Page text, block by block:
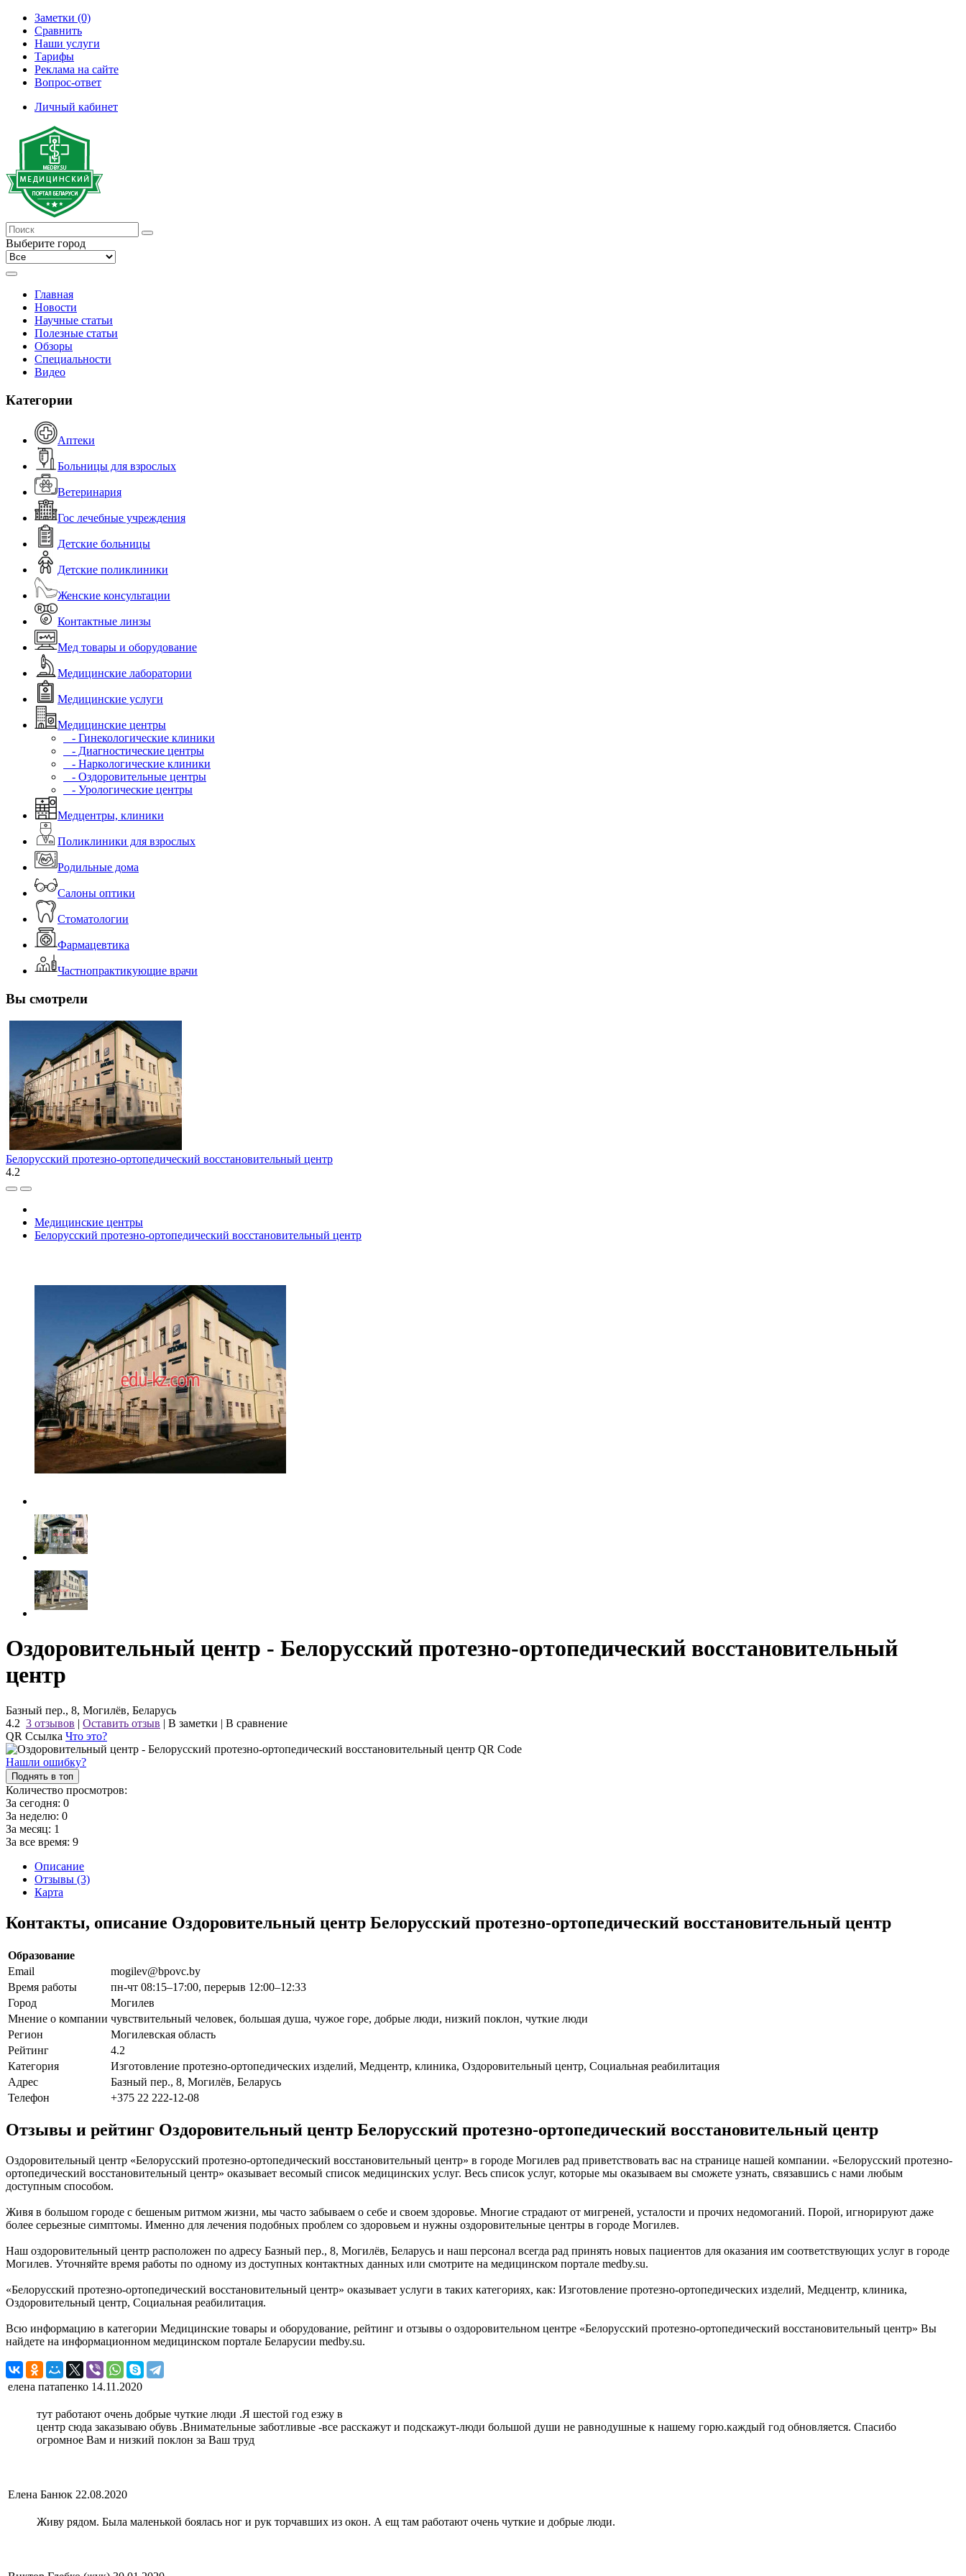
Заметки (0)
Сравнить
Наши услуги
Тарифы
Реклама на сайте
Вопрос-ответ
Личный кабинет
Выберите город
Главная
Новости
Научные статьи
Полезные статьи
Обзоры
Специальности
Видео
Категории
Аптеки
Больницы для взрослых
Ветеринария
Гос лечебные учреждения
Детские больницы
Детские поликлиники
Женские консультации
Контактные линзы
Мед товары и оборудование
Медицинские лаборатории
Медицинские услуги
Медицинские центры
- Гинекологические клиники
- Диагностические центры
- Наркологические клиники
- Оздоровительные центры
- Урологические центры
Медцентры, клиники
Поликлиники для взрослых
Родильные дома
Салоны оптики
Стоматологии
Фармацевтика
Частнопрактикующие врачи
Вы смотрели
Белорусский протезно-ортопедический восстановительный центр
4.2
Медицинские центры
Белорусский протезно-ортопедический восстановительный центр
Оздоровительный центр - Белорусский протезно-ортопедический восстановительный
центр
Базный пер., 8, Могилёв, Беларусь
4.2 3 отзывов | Оставить отзыв | В заметки | В сравнение
QR Ссылка Что это?
Нашли ошибку?
Поднять в топ
Количество просмотров:
За сегодня: 0
За неделю: 0
За месяц: 1
За все время: 9
Описание
Отзывы (3)
Карта
Контакты, описание Оздоровительный центр Белорусский протезно-ортопедический восстановительный центр
Образование
Email
mogilev@bpovc.by
Время работы
пн-чт 08:15–17:00, перерыв 12:00–12:33
Город
Могилев
Мнение о компании чувствительный человек, большая душа, чужое горе, добрые люди, низкий поклон, чуткие люди
Регион
Могилевская область
Рейтинг
4.2
Категория
Изготовление протезно-ортопедических изделий, Медцентр, клиника, Оздоровительный центр, Социальная реабилитация
Адрес
Базный пер., 8, Могилёв, Беларусь
Телефон
+375 22 222-12-08
Отзывы и рейтинг Оздоровительный центр Белорусский протезно-ортопедический восстановительный центр
Оздоровительный центр «Белорусский протезно-ортопедический восстановительный центр» в городе Могилев рад приветствовать вас на странице нашей компании. «Белорусский протезно-
ортопедический восстановительный центр» оказывает весомый список медицинских услуг. Весь список услуг, которые мы оказываем вы сможете узнать, связавшись с нами любым
доступным способом.
Живя в большом городе с бешеным ритмом жизни, мы часто забываем о себе и своем здоровье. Многие страдают от мигреней, усталости и прочих недомоганий. Порой, игнорируют даже
более серьезные симптомы. Именно для лечения подобных проблем со здоровьем и нужны оздоровительные центры в городе Могилев.
Наш оздоровительный центр расположен по адресу Базный пер., 8, Могилёв, Беларусь и наш персонал всегда рад принять новых пациентов для оказания им соответствующих услуг в городе
Могилев. Уточняйте время работы по одному из доступных контактных данных или смотрите на медицинском портале medby.su.
«Белорусский протезно-ортопедический восстановительный центр» оказывает услуги в таких категориях, как: Изготовление протезно-ортопедических изделий, Медцентр, клиника,
Оздоровительный центр, Социальная реабилитация.
Всю информацию в категории Медицинские товары и оборудование, рейтинг и отзывы о оздоровительном центре «Белорусский протезно-ортопедический восстановительный центр» Вы
найдете на информационном медицинском портале Беларусии medby.su.
елена патапенко 14.11.2020
тут работают очень добрые чуткие люди .Я шестой год езжу в
центр сюда заказываю обувь .Внимательные заботливые -все расскажут и подскажут-люди большой души не равнодушные к нашему горю.каждый год обновляется. Спасибо
огромное Вам и низкий поклон за Ваш труд
Елена Банюк 22.08.2020
Живу рядом. Была маленькой боялась ног и рук торчавших из окон. А ещ там работают очень чуткие и добрые люди.